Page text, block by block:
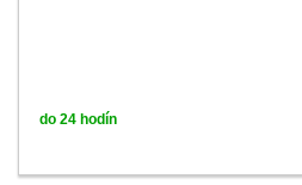
do 24 hodín